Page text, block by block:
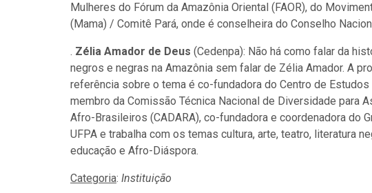
Mulheres do Fórum da Amazônia Oriental (FAOR), do
(Mama) / Comitê Pará, onde é conselheira do Conselho
. Zélia Amador de Deus (Cedenpa): Não há como falar da
negros e negras na Amazônia sem falar de Zélia Amador. A
referência sobre o tema é co-fundadora do Centro de
membro da Comissão Técnica Nacional de Diversidade para
Afro-Brasileiros (CADARA), co-fundadora e coordenadora do
UFPA e trabalha com os temas cultura, arte, teatro, literatura
educação e Afro-Diáspora.
Categoria: Instituição